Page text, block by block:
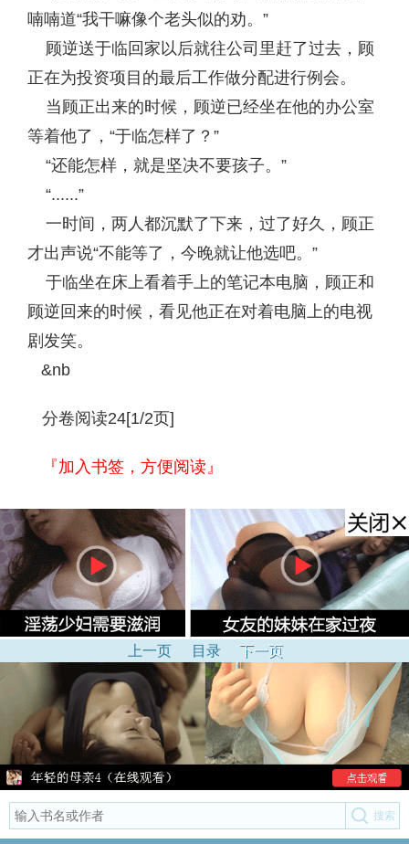
喃喃道“我干嘛像个老头似的劝。”
顾逆送于临回家以后就往公司里赶了过去，顾
正在为投资项目的最后工作做分配进行例会。
当顾正出来的时候，顾逆已经坐在他的办公室
等着他了，“于临怎样了？”
“还能怎样，就是坚决不要孩子。”
“......”
一时间，两人都沉默了下来，过了好久，顾正
才出声说“不能等了，今晚就让他选吧。”
于临坐在床上看着手上的笔记本电脑，顾正和
顾逆回来的时候，看见他正在对着电脑上的电视
剧发笑。
&nb
分卷阅读24[1/2页]
『加入书签，方便阅读』
上一页 目录 下一页